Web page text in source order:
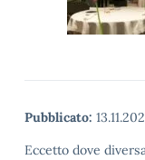
Pubblicato:
Eccetto dove